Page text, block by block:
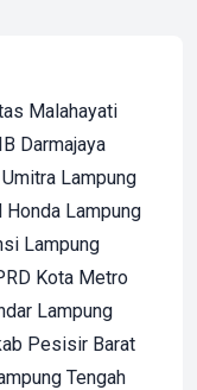
Malahayati
Darmajaya
Umitra Lampung
Honda Lampung
Lampung
Kota Metro
Lampung
Pesisir Barat
Tengah